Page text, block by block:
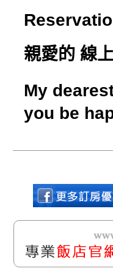
親愛的 線
My
you be